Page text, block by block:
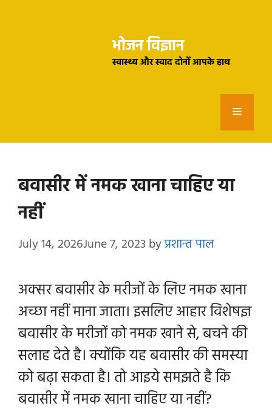
भोजन विज्ञान
स्वास्थ्य और स्वाद दोनों आपके हाथ
Menu
बवासीर में नमक खाना चाहिए या
नहीं
July 14, 2026June 7, 2023byप्रशान्त पाल
अक्सर बवासीर के मरीजों के लिए नमक खाना
अच्छा नहीं माना जाता। इसलिए आहार विशेषज्ञ
बवासीर के मरीजों को नमक खाने से, बचने की
सलाह देते है। क्योंकि यह बवासीर की समस्या
को बढ़ा सकता है। तो आइये समझते है कि
बवासीर में नमक खाना चाहिए या नहीं?